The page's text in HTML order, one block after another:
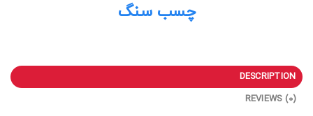
چسب سنگ
DESCRIPTION
REVIEWS (0)